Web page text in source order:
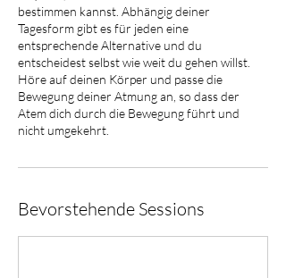
bestimmen kannst. Abhängig deiner
Tagesform gibt es für jeden eine
entsprechende Alternative und du
entscheidest selbst wie weit du gehen willst.
Höre auf deinen Körper und passe die
Bewegung deiner Atmung an, so dass der
Atem dich durch die Bewegung führt und
nicht umgekehrt.
Bevorstehende Sessions